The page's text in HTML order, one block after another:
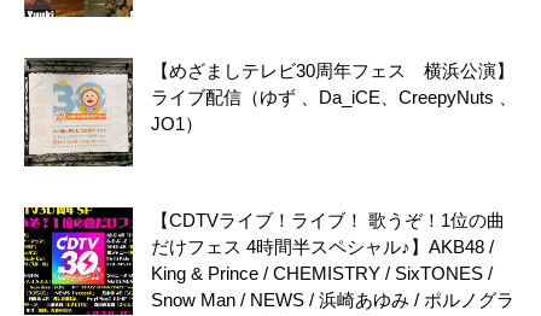
【めざましテレビ30周年フェス 横浜公演】
ライブ配信（ゆず 、Da_iCE、CreepyNuts 、
JO1）
【CDTVライブ！ライブ！ 歌うぞ！1位の曲
だけフェス 4時間半スペシャル♪】AKB48 /
King & Prince / CHEMISTRY / SixTONES /
Snow Man / NEWS / 浜崎あゆみ / ポルノグラ